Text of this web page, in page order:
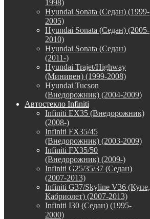
1998)
Hyundai Sonata (Седан) (1999-
2005)
Hyundai Sonata (Седан) (2005-
2010)
Hyundai Sonata (Седан)
(2011-)
Hyundai Trajet/Highway
(Минивен) (1999-2008)
Hyundai Tucson
(Внедорожник) (2004-2009)
Автостекло Infiniti
Infiniti EX35 (Внедорожник)
(2008-)
Infiniti FX35/45
(Внедорожник) (2003-2009)
Infiniti FX35/50
(Внедорожник) (2009-)
Infiniti G25/35/37 (Седан)
(2007-2013)
Infiniti G37/Skyline V36 (Купе,
Кабриолет) (2007-2013)
Infiniti I30 (Седан) (1995-
2000)